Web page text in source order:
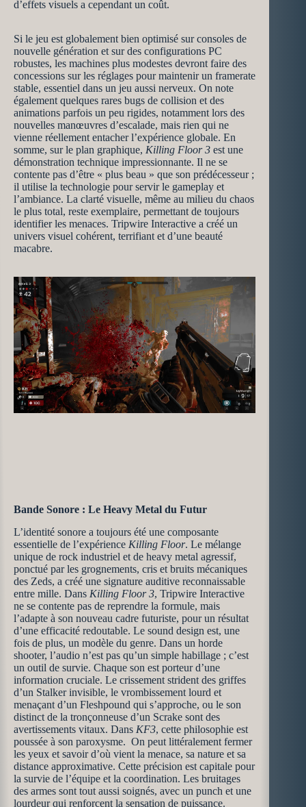
d’effets visuels a cependant un coût.
Si le jeu est globalement bien optimisé sur consoles de
nouvelle génération et sur des configurations PC
robustes, les machines plus modestes devront faire des
concessions sur les réglages pour maintenir un framerate
stable, essentiel dans un jeu aussi nerveux. On note
également quelques rares bugs de collision et des
animations parfois un peu rigides, notamment lors des
nouvelles manœuvres d’escalade, mais rien qui ne
vienne réellement entacher l’expérience globale. En
somme, sur le plan graphique, Killing Floor 3 est une
démonstration technique impressionnante. Il ne se
contente pas d’être « plus beau » que son prédécesseur ;
il utilise la technologie pour servir le gameplay et
l’ambiance. La clarté visuelle, même au milieu du chaos
le plus total, reste exemplaire, permettant de toujours
identifier les menaces. Tripwire Interactive a créé un
univers visuel cohérent, terrifiant et d’une beauté
macabre.
Bande Sonore : Le Heavy Metal du Futur
L’identité sonore a toujours été une composante
essentielle de l’expérience Killing Floor. Le mélange
unique de rock industriel et de heavy metal agressif,
ponctué par les grognements, cris et bruits mécaniques
des Zeds, a créé une signature auditive reconnaissable
entre mille. Dans Killing Floor 3, Tripwire Interactive
ne se contente pas de reprendre la formule, mais
l’adapte à son nouveau cadre futuriste, pour un résultat
d’une efficacité redoutable. Le sound design est, une
fois de plus, un modèle du genre. Dans un horde
shooter, l’audio n’est pas qu’un simple habillage ; c’est
un outil de survie. Chaque son est porteur d’une
information cruciale. Le crissement strident des griffes
d’un Stalker invisible, le vrombissement lourd et
menaçant d’un Fleshpound qui s’approche, ou le son
distinct de la tronçonneuse d’un Scrake sont des
avertissements vitaux. Dans KF3, cette philosophie est
poussée à son paroxysme. On peut littéralement fermer
les yeux et savoir d’où vient la menace, sa nature et sa
distance approximative. Cette précision est capitale pour
la survie de l’équipe et la coordination. Les bruitages
des armes sont tout aussi soignés, avec un punch et une
lourdeur qui renforcent la sensation de puissance.